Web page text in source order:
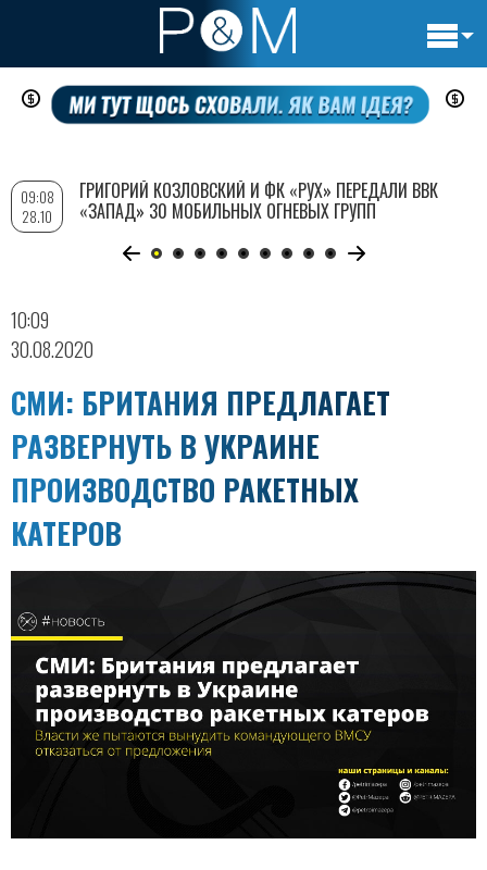
Перейти
содержанию
10:09
30.08.2020
СМИ: БРИТАНИЯ ПРЕДЛАГАЕТ
РАЗВЕРНУТЬ В УКРАИНЕ
ПРОИЗВОДСТВО РАКЕТНЫХ
КАТЕРОВ
09:08
28.10
ГРИГОРИЙ КОЗЛОВСКИЙ И ФК «РУХ» ПЕРЕДАЛИ ВВК
«ЗАПАД» 30 МОБИЛЬНЫХ ОГНЕВЫХ ГРУПП